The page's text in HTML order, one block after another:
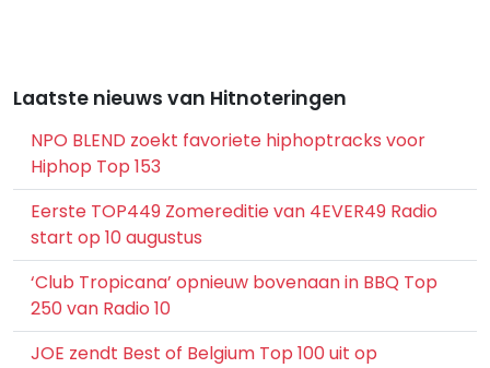
Laatste nieuws van Hitnoteringen
NPO BLEND zoekt favoriete hiphoptracks voor
Hiphop Top 153
Eerste TOP449 Zomereditie van 4EVER49 Radio
start op 10 augustus
‘Club Tropicana’ opnieuw bovenaan in BBQ Top
250 van Radio 10
JOE zendt Best of Belgium Top 100 uit op